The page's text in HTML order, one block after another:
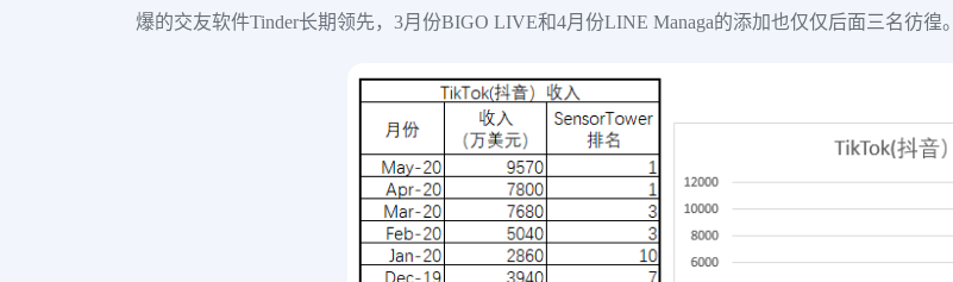
爆的交友软件Tinder长期领先，3月份BIGO LIVE和4月份LINE Managa的添加也仅仅后面三名彷徨。